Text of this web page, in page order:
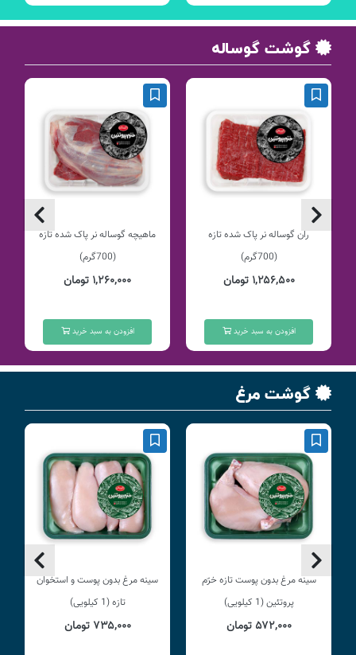
گوشت گوساله
ران گوساله نر پاک شده تازه
(700گرم)
۱,۲۵۶,۵۰۰ تومان
افزودن به سبد خرید
ماهیچه گوساله نر پاک شده تازه
(700گرم)
۱,۲۶۰,۰۰۰ تومان
افزودن به سبد خرید
گوشت مرغ
سینه مرغ بدون پوست تازه خرّم
پروتئین (1 کیلویی)
۵۷۲,۰۰۰ تومان
سینه مرغ بدون پوست و استخوان
تازه (1 کیلویی)
۷۳۵,۰۰۰ تومان